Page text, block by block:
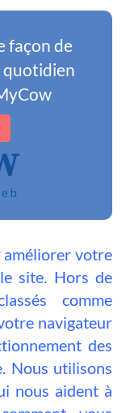
façon de
quotidien
améliorer votre
site. Hors de
comme
navigateur
des
Nous utilisons
nous aident à